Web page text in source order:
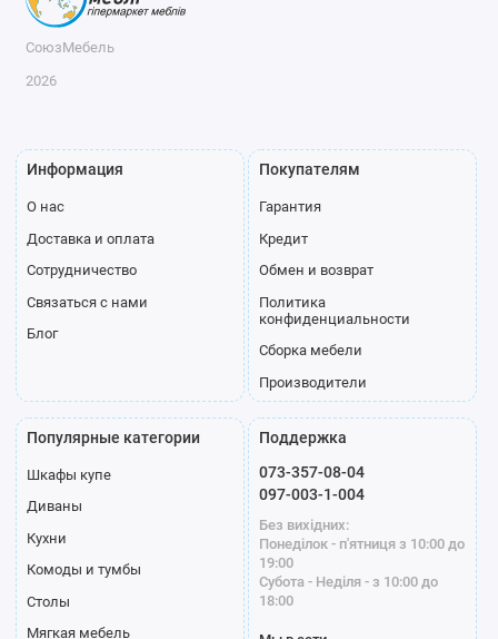
СоюзМебель
2026
Информация
О нас
Доставка и оплата
Сотрудничество
Связаться с нами
Блог
Покупателям
Гарантия
Кредит
Обмен и возврат
Политика
конфиденциальности
Сборка мебели
Производители
Популярные категории
Шкафы купе
Диваны
Кухни
Комоды и тумбы
Столы
Мягкая мебель
Поддержка
073-357-08-04
097-003-1-004
Без вихідних:
Понеділок - п'ятниця з 10:00 до
19:00
Субота - Неділя - з 10:00 до
18:00